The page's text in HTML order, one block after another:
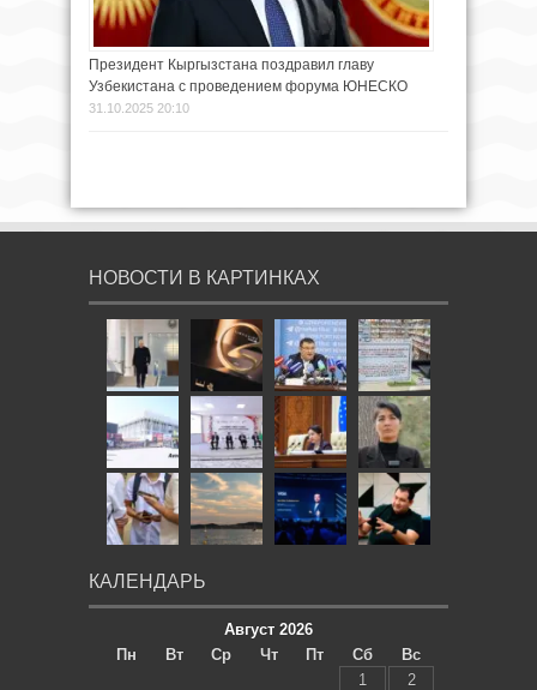
Президент Кыргызстана поздравил главу
Узбекистана с проведением форума ЮНЕСКО
31.10.2025 20:10
НОВОСТИ В КАРТИНКАХ
КАЛЕНДАРЬ
Август 2026
Пн
Вт Ср Чт Пт Сб
Вс
1
2